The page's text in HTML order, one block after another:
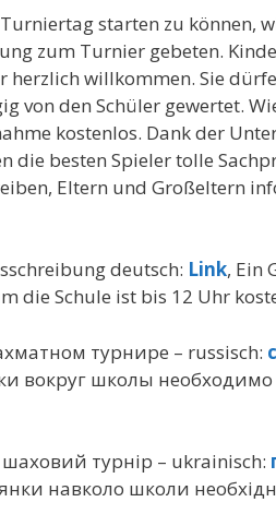
starten zu können,
zum Turnier gebeten.
herzlich willkommen. Sie
von den Schüler gewertet.
kostenlos. Dank der
die besten Spieler tolle
Eltern und Großeltern
deutsch: Link, Ein
die Schule ist bis 12 Uhr
турнире – russisch:
вокруг школы
турнір – ukrainisch:
навколо школи